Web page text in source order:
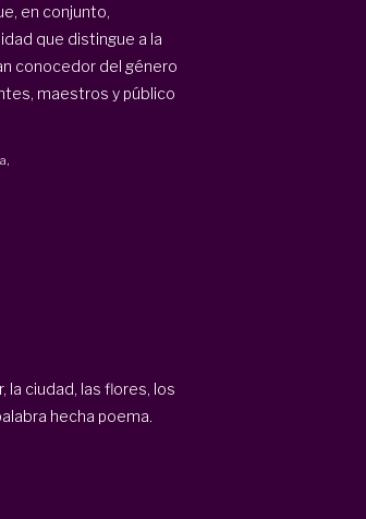
en conjunto,
que distingue a la
conocedor del género
maestros y público
la ciudad, las flores, los
hecha poema.